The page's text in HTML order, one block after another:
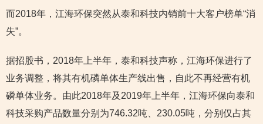
而2018年，江海环保突然从泰和科技内销前十大客户榜单“消
失”。
据招股书，2018年上半年，泰和科技声称，江海环保进行了
业务调整，将其有机磷单体生产线出售，自此不再经营有机
磷单体业务。由此2018年及2019年上半年，江海环保向泰和
科技采购产品数量分别为746.32吨、230.05吨，分别仅占其